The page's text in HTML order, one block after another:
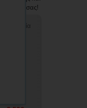
κέντρου σας!
επωνυμία